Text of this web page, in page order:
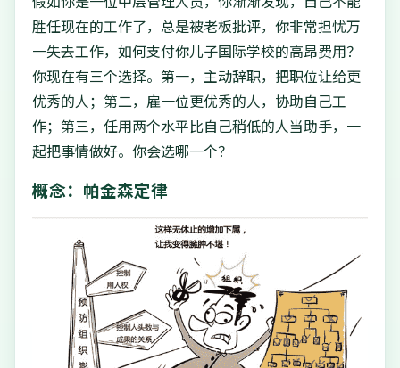
胜任现在的工作了，总是被老板批评，你非常担忧万
一失去工作，如何支付你儿子国际学校的高昂费用？
你现在有三个选择。第一，主动辞职，把职位让给更
优秀的人；第二，雇一位更优秀的人，协助自己工
作；第三，任用两个水平比自己稍低的人当助手，一
起把事情做好。你会选哪一个？
概念：帕金森定律